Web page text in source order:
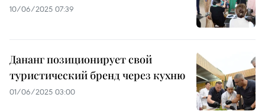
10/06/2025 07:39
Дананг позиционирует свой
туристический бренд через кухню
01/06/2025 03:00